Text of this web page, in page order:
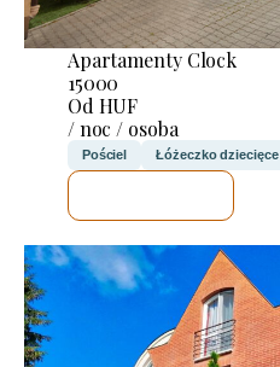
Apartamenty Clock
15000
Od HUF
/ noc / osoba
Pościel Łóżeczko dziecięce